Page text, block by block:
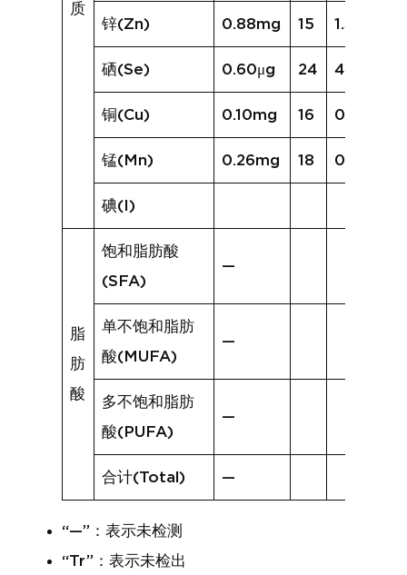
质
锌(Zn) 0.88mg 15 1.36mg
硒(Se) 0.60μg 24 4.28μg
铜(Cu) 0.10mg 16 0.43mg
锰(Mn) 0.26mg 18 0.37mg
碘(I)
脂
肪
酸
饱和脂肪酸
(SFA)
—
单不饱和脂肪
酸(MUFA)
—
多不饱和脂肪
酸(PUFA)
—
合计(Total) —
“—”：表示未检测
“Tr”：表示未检出